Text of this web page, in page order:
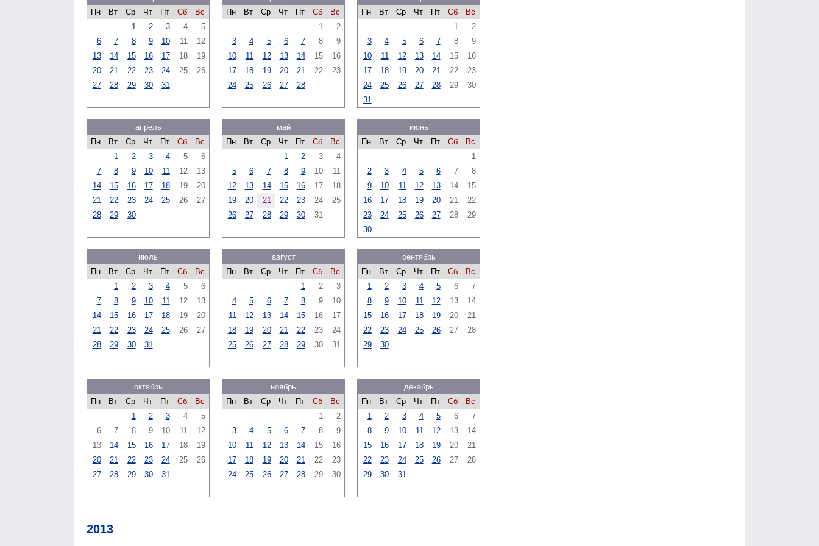
Пн
Вт Ср Чт Пт Сб
Вс
1
2 3 4
5
6
7 8 9 10 11
12
13
14 15 16 17 18
19
20
21 22 23 24 25
26
27
28 29 30 31
Пн
Вт Ср Чт Пт Сб
Вс
1
2
3
4 5 6 7 8
9
10
11 12 13 14 15
16
17
18 19 20 21 22
23
24
25 26 27 28
Пн
Вт Ср Чт Пт Сб
Вс
1
2
3
4 5 6 7 8
9
10
11 12 13 14 15
16
17
18 19 20 21 22
23
24
25 26 27 28 29
30
31
апрель
Пн
Вт Ср Чт Пт Сб
Вс
1
2 3 4 5
6
7
8 9 10 11 12
13
14
15 16 17 18 19
20
21
22 23 24 25 26
27
28
29 30
май
Пн
Вт Ср Чт Пт Сб
Вс
1
2 3
4
5
6 7 8 9 10
11
12
13 14 15 16 17
18
19
20 21 22 23 24
25
26
27 28 29 30 31
июнь
Пн
Вт Ср Чт Пт Сб
Вс
1
2
3 4 5 6 7
8
9
10 11 12 13 14
15
16
17 18 19 20 21
22
23
24 25 26 27 28
29
30
июль
Пн
Вт Ср Чт Пт Сб
Вс
1
2 3 4 5
6
7
8 9 10 11 12
13
14
15 16 17 18 19
20
21
22 23 24 25 26
27
28
29 30 31
август
Пн
Вт Ср Чт Пт Сб
Вс
1
2
3
4
5 6 7 8 9
10
11
12 13 14 15 16
17
18
19 20 21 22 23
24
25
26 27 28 29 30 31
сентябрь
Пн
Вт Ср Чт Пт Сб
Вс
1
2 3 4 5 6
7
8
9 10 11 12 13
14
15
16 17 18 19 20
21
22
23 24 25 26 27
28
29
30
октябрь
Пн
Вт Ср Чт Пт Сб
Вс
1
2 3 4
5
6
7 8 9 10 11
12
13
14 15 16 17 18
19
20
21 22 23 24 25
26
27
28 29 30 31
ноябрь
Пн
Вт Ср Чт Пт Сб
Вс
1
2
3
4 5 6 7 8
9
10
11 12 13 14 15
16
17
18 19 20 21 22
23
24
25 26 27 28 29 30
декабрь
Пн
Вт Ср Чт Пт Сб
Вс
1
2 3 4 5 6
7
8
9 10 11 12 13
14
15
16 17 18 19 20
21
22
23 24 25 26 27
28
29
30 31
2013